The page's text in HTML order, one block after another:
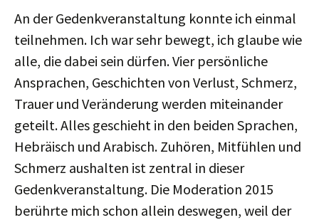
An der Gedenkveranstaltung konnte ich einmal
teilnehmen. Ich war sehr bewegt, ich glaube wie
alle, die dabei sein dürfen. Vier persönliche
Ansprachen, Geschichten von Verlust, Schmerz,
Trauer und Veränderung werden miteinander
geteilt. Alles geschieht in den beiden Sprachen,
Hebräisch und Arabisch. Zuhören, Mitfühlen und
Schmerz aushalten ist zentral in dieser
Gedenkveranstaltung. Die Moderation 2015
berührte mich schon allein deswegen, weil der